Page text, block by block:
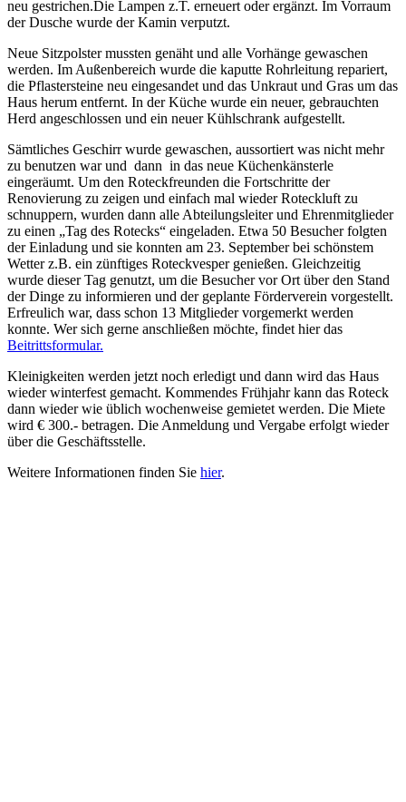
neu gestrichen.Die Lampen z.T. erneuert oder ergänzt. Im Vorraum
der Dusche wurde der Kamin verputzt.
Neue Sitzpolster mussten genäht und alle Vorhänge gewaschen
werden. Im Außenbereich wurde die kaputte Rohrleitung repariert,
die Pflastersteine neu eingesandet und das Unkraut und Gras um das
Haus herum entfernt. In der Küche wurde ein neuer, gebrauchten
Herd angeschlossen und ein neuer Kühlschrank aufgestellt.
Sämtliches Geschirr wurde gewaschen, aussortiert was nicht mehr
zu benutzen war und dann in das neue Küchenkänsterle
eingeräumt. Um den Roteckfreunden die Fortschritte der
Renovierung zu zeigen und einfach mal wieder Roteckluft zu
schnuppern, wurden dann alle Abteilungsleiter und Ehrenmitglieder
zu einen „Tag des Rotecks“ eingeladen. Etwa 50 Besucher folgten
der Einladung und sie konnten am 23. September bei schönstem
Wetter z.B. ein zünftiges Roteckvesper genießen. Gleichzeitig
wurde dieser Tag genutzt, um die Besucher vor Ort über den Stand
der Dinge zu informieren und der geplante Förderverein vorgestellt.
Erfreulich war, dass schon 13 Mitglieder vorgemerkt werden
konnte. Wer sich gerne anschließen möchte, findet hier das
Beitrittsformular.
Kleinigkeiten werden jetzt noch erledigt und dann wird das Haus
wieder winterfest gemacht. Kommendes Frühjahr kann das Roteck
dann wieder wie üblich wochenweise gemietet werden. Die Miete
wird € 300.- betragen. Die Anmeldung und Vergabe erfolgt wieder
über die Geschäftsstelle.
Weitere Informationen finden Sie hier.